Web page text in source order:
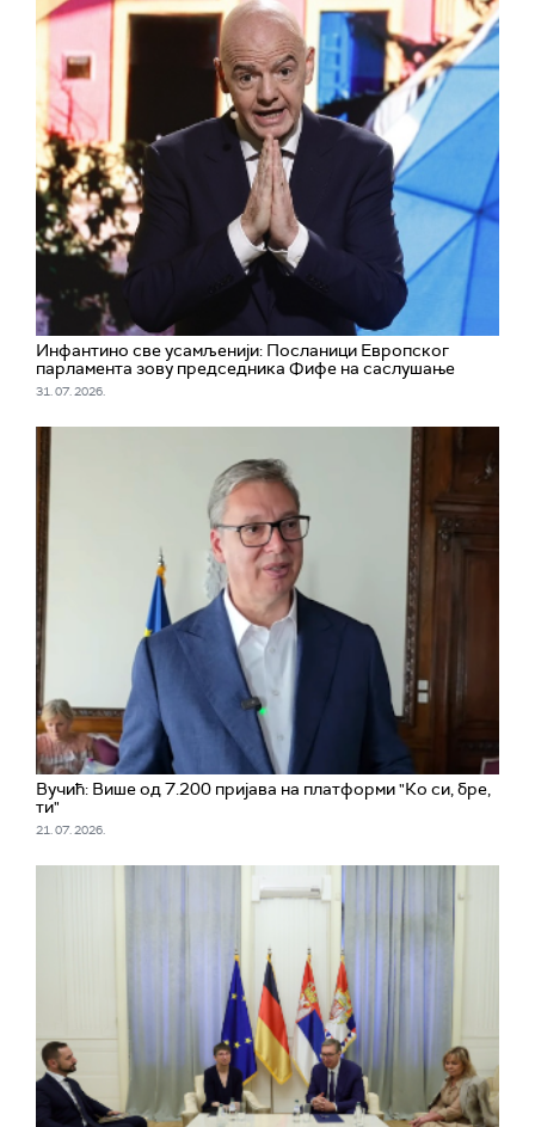
Инфантино све усамљенији: Посланици Европског
парламента зову председника Фифе на саслушање
31. 07. 2026.
Вучић: Више од 7.200 пријава на платформи "Ко си, бре,
ти"
21. 07. 2026.